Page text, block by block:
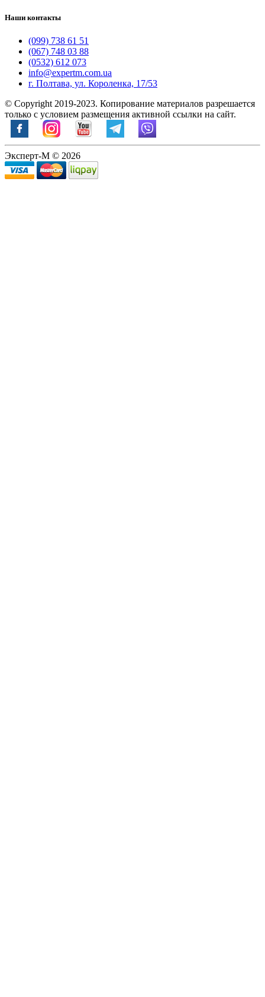
Наши контакты
(099) 738 61 51
(067) 748 03 88
(0532) 612 073
info@expertm.com.ua
г. Полтава, ул. Короленка, 17/53
© Copyright 2019-2023. Копирование материалов разрешается
только с условием размещения активной ссылки на сайт.
Эксперт-М © 2026